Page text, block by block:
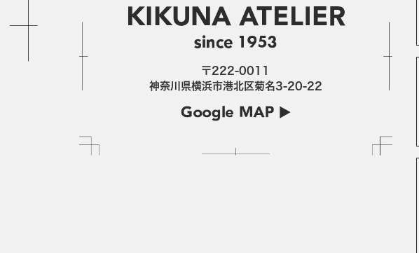
〒222-0011
神奈川県横浜市港北区菊名3-20-22